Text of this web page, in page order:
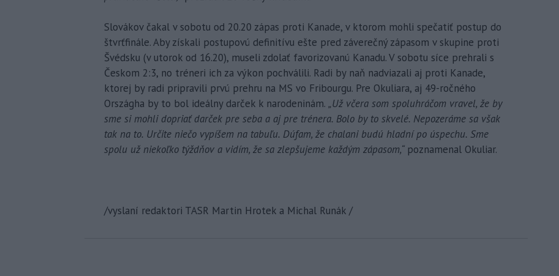
Slovákov čakal v sobotu od 20.20 zápas proti Kanade, v ktorom mohli spečatiť postup do
štvrťfinále. Aby získali postupovú definitívu ešte pred záverečný zápasom v skupine proti
Švédsku (v utorok od 16.20), museli zdolať favorizovanú Kanadu. V sobotu síce prehrali s
Českom 2:3, no tréneri ich za výkon pochválili. Radi by naň nadviazali aj proti Kanade,
ktorej by radi pripravili prvú prehru na MS vo Fribourgu. Pre Okuliara, aj 49-ročného
Országha by to bol ideálny darček k narodeninám. „Už včera som spoluhráčom vravel, že by
sme si mohli dopriať darček pre seba a aj pre trénera. Bolo by to skvelé. Nepozeráme sa však
tak na to. Určite niečo vypíšem na tabuľu. Dúfam, že chalani budú hladní po úspechu. Sme
spolu už niekoľko týždňov a vidím, že sa zlepšujeme každým zápasom,“ poznamenal Okuliar.
/vyslaní redaktori TASR Martin Hrotek a Michal Runák /